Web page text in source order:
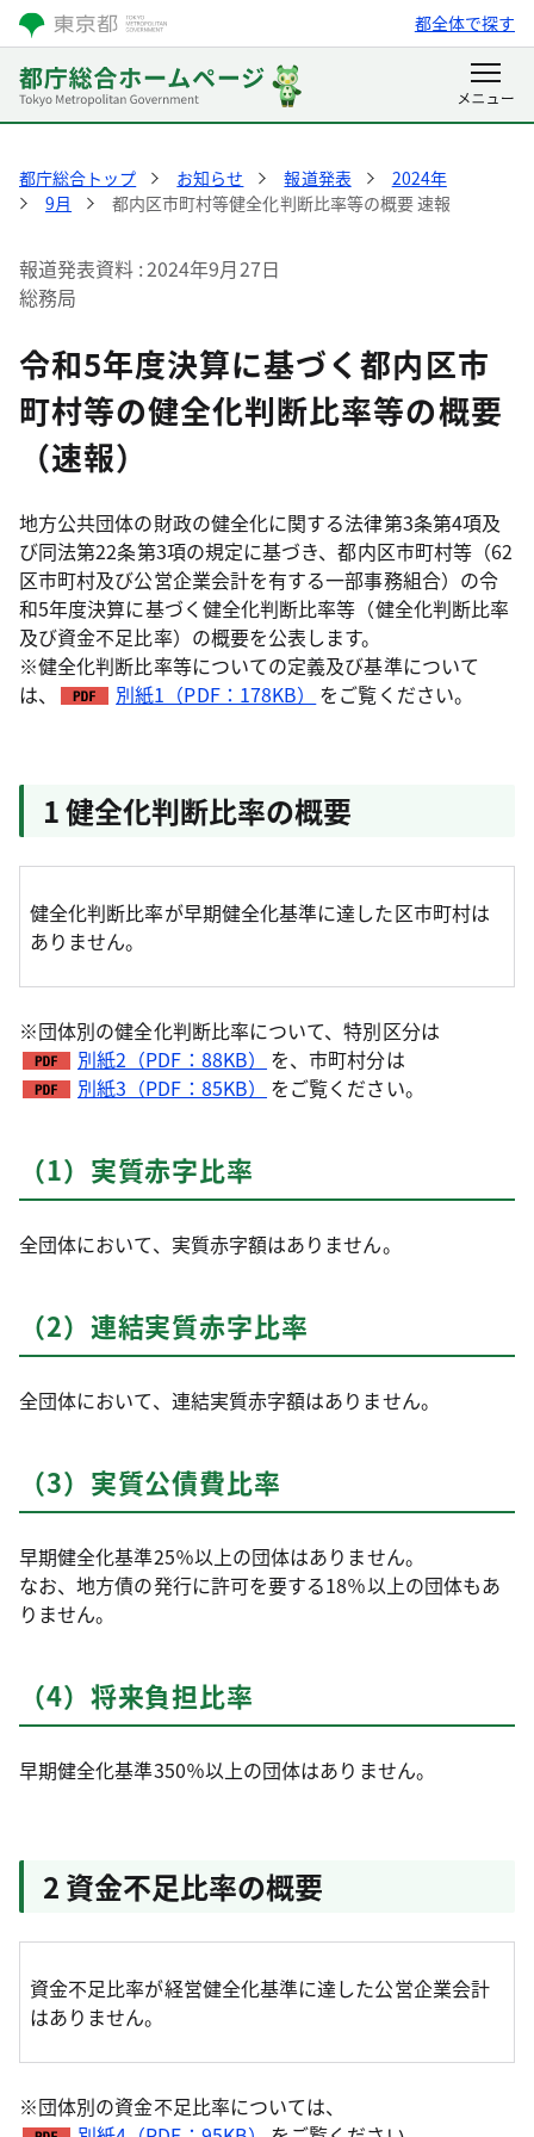
都全体で探す
都庁総合トップ お知らせ 報道発表
2024年
9月
都内区市町村等健全化判断比率等の概要 速報
報道発表資料 2024年9月27日
総務局
令和5年度決算に基づく都内区市
町村等の健全化判断比率等の概要
（速報）
地方公共団体の財政の健全化に関する法律第3条第4項及
び同法第22条第3項の規定に基づき、都内区市町村等（62
区市町村及び公営企業会計を有する一部事務組合）の令
和5年度決算に基づく健全化判断比率等（健全化判断比率
及び資金不足比率）の概要を公表します。
※健全化判断比率等についての定義及び基準について
は、
別紙1（PDF：178KB） をご覧ください。
1 健全化判断比率の概要
健全化判断比率が早期健全化基準に達した区市町村は
ありません。
※団体別の健全化判断比率について、特別区分は
別紙2（PDF：88KB）
を、市町村分は
別紙3（PDF：85KB）
をご覧ください。
（1）実質赤字比率
全団体において、実質赤字額はありません。
（2）連結実質赤字比率
全団体において、連結実質赤字額はありません。
（3）実質公債費比率
早期健全化基準25％以上の団体はありません。
なお、地方債の発行に許可を要する18％以上の団体もあ
りません。
（4）将来負担比率
早期健全化基準350％以上の団体はありません。
2 資金不足比率の概要
資金不足比率が経営健全化基準に達した公営企業会計
はありません。
※団体別の資金不足比率については、